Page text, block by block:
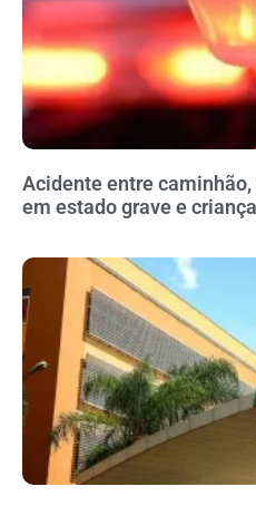
Acidente entre
em estado grave e